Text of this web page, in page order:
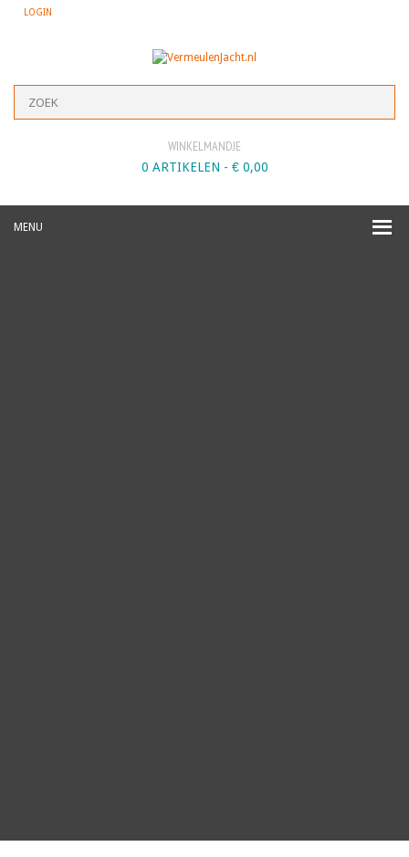
LOGIN
WINKELMANDJE
0 ARTIKELEN - €0,00
MENU